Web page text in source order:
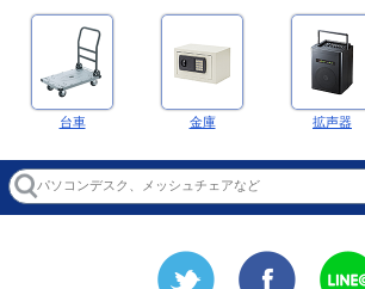
台車 金庫 拡声器